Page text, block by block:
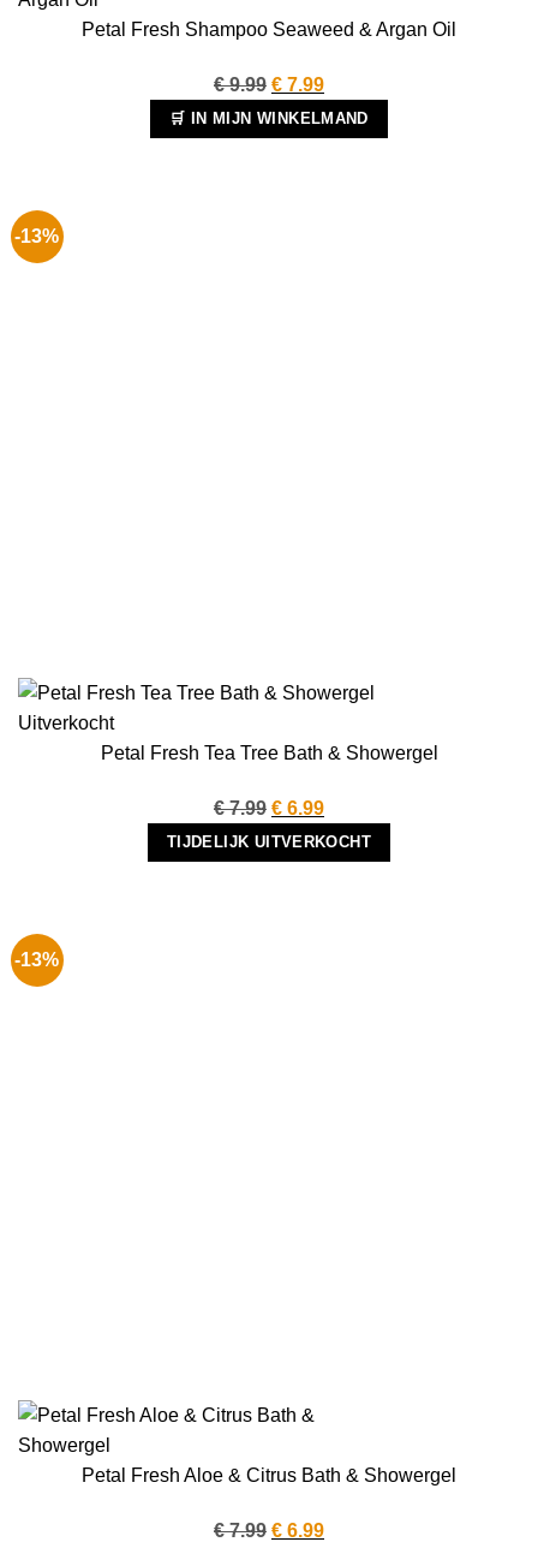
Petal Fresh Shampoo Seaweed & Argan Oil
€9.99 Oorspronkelijke
prijs
was:
€ 7.99Huidige
prijs
is:
🛒 IN MIJN WINKELMAND
-13%
Uitverkocht
Petal Fresh Tea Tree Bath & Showergel
€7.99 Oorspronkelijke
prijs
was:
€ 6.99Huidige
prijs
is:
TIJDELIJK UITVERKOCHT
-13%
Petal Fresh Aloe & Citrus Bath & Showergel
€7.99 Oorspronkelijke
€ 6.99Huidige